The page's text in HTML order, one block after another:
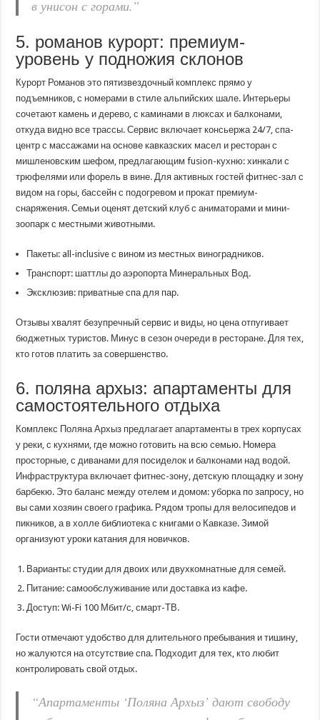
в унисон с горами.”
5. романов курорт: премиум-
уровень у подножия склонов
Курорт Романов это пятизвездочный комплекс прямо у
подъемников, с номерами в стиле альпийских шале. Интерьеры
сочетают камень и дерево, с каминами в люксах и балконами,
откуда видно все трассы. Сервис включает консьержа 24/7, спа-
центр с массажами на основе кавказских масел и ресторан с
мишленовским шефом, предлагающим fusion-кухню: хинкали с
трюфелями или форель в вине. Для активных гостей фитнес-зал с
видом на горы, бассейн с подогревом и прокат премиум-
снаряжения. Семьи оценят детский клуб с аниматорами и мини-
зоопарк с местными животными.
Пакеты: all-inclusive с вином из местных виноградников.
Транспорт: шаттлы до аэропорта Минеральных Вод.
Эксклюзив: приватные спа для пар.
Отзывы хвалят безупречный сервис и виды, но цена отпугивает
бюджетных туристов. Минус в сезон очереди в ресторане. Для тех,
кто готов платить за совершенство.
6. поляна архыз: апартаменты для
самостоятельного отдыха
Комплекс Поляна Архыз предлагает апартаменты в трех корпусах
у реки, с кухнями, где можно готовить на всю семью. Номера
просторные, с диванами для посиделок и балконами над водой.
Инфраструктура включает фитнес-зону, детскую площадку и зону
барбекю. Это баланс между отелем и домом: уборка по запросу, но
вы сами хозяин своего графика. Рядом тропы для велосипедов и
пикников, а в холле библиотека с книгами о Кавказе. Зимой
организуют уроки катания для новичков.
Варианты: студии для двоих или двухкомнатные для семей.
Питание: самообслуживание или доставка из кафе.
Доступ: Wi-Fi 100 Мбит/с, смарт-ТВ.
Гости отмечают удобство для длительного пребывания и тишину,
но жалуются на отсутствие спа. Подходит для тех, кто любит
контролировать свой отдых.
“Апартаменты ‘Поляна Архыз’ дают свободу